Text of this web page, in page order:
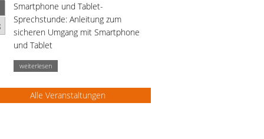
Smartphone und Tablet-
Sprechstunde: Anleitung zum
sicheren Umgang mit Smartphone
und Tablet
weiterlesen
Alle Veranstaltungen